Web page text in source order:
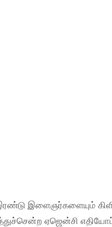
இளைஞர்களையும்
ஏஜென்சி